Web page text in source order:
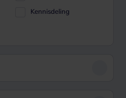
Kennisdeling